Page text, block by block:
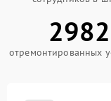
2982
отремонтированных